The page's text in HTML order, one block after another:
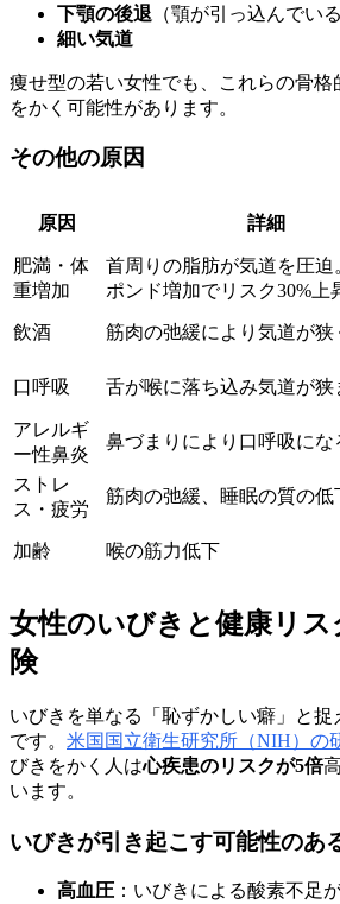
下顎の後退 （顎が引っ込んでいる
細い気道
痩せ型の若い女性でも、これらの骨格
をかく可能性があります。
その他の原因
原因 詳細
肥満・体
重増加
首周りの脂肪が気道を圧迫
ポンド増加でリスク30%上
飲酒 筋肉の弛緩により気道が狭
口呼吸 舌が喉に落ち込み気道が狭
アレルギ
ー性鼻炎
鼻づまりにより口呼吸にな
ストレ
ス・疲労
筋肉の弛緩、睡眠の質の低
加齢 喉の筋力低下
女性のいびきと健康リス
険
いびきを単なる「恥ずかしい癖」と
です。 米国国立衛生研究所（NIH）の
びきをかく人は心疾患のリスクが5倍
います。
いびきが引き起こす可能性のあ
高血圧 ：いびきによる酸素不足